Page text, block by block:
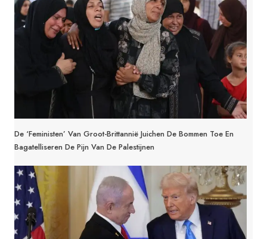
De ‘feministen’ Van Groot-Brittannië Juichen De Bommen Toe En
Bagatelliseren De Pijn Van De Palestijnen